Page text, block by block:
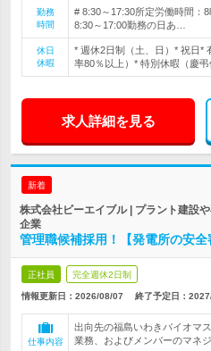
勤務
時間
# 8:30～17:30所定労働時間：
8:30～17:00勤務の日あ…
休日
休暇
* 週休2日制（土、日）* 祝日*
率80％以上）* 特別休暇（慶弔
求人詳細を見る
新着
株式会社ビーエイブル | プラント建設
企業
管理職候補採用！【発電所の安
正社員 完全週休2日制
情報更新日：2026/08/07 終了予定日：
仕事内容
出向先の福島いわきバイオマ
業務、およびメンバーのマネ